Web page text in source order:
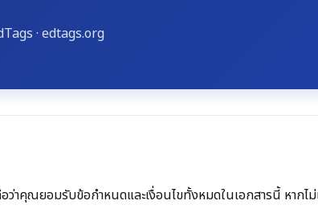
· edtags.org
ว่าคุณยอมรับข้อกำหนดและเงื่อนไขทั้งหมดในเอกสารนี้ หาก